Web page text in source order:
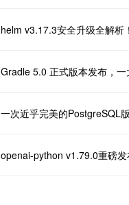
helm v3.17.3安全升级全解
Gradle 5.0 正式版本发布，
一次近乎完美的PostgreSQL